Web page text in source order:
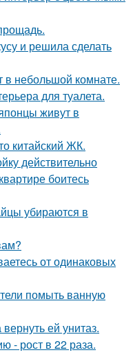
и решила сделать
в небольшой комнате.
для туалета.
живут в
китайский ЖК.
действительно
боитесь
убираются в
от одинаковых
помыть ванную
ей унитаз.
- рост в 22 раза.